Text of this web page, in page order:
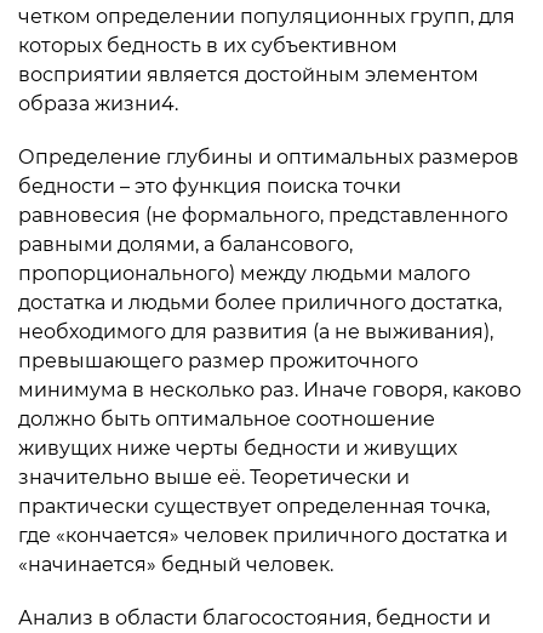
четком определении популяционных групп, для
которых бедность в их субъективном
восприятии является достойным элементом
образа жизни4.
Определение глубины и оптимальных размеров
бедности – это функция поиска точки
равновесия (не формального, представленного
равными долями, а балансового,
пропорционального) между людьми малого
достатка и людьми более приличного достатка,
необходимого для развития (а не выживания),
превышающего размер прожиточного
минимума в несколько раз. Иначе говоря, каково
должно быть оптимальное соотношение
живущих ниже черты бедности и живущих
значительно выше её. Теоретически и
практически существует определенная точка,
где «кончается» человек приличного достатка и
«начинается» бедный человек.
Анализ в области благосостояния, бедности и